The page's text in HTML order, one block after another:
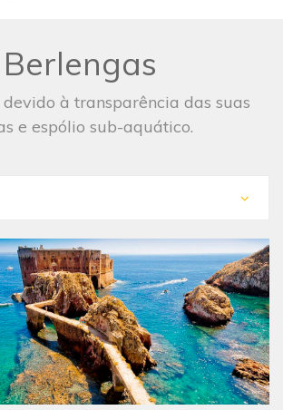
Berlengas
devido à transparência das suas
e espólio sub-aquático.